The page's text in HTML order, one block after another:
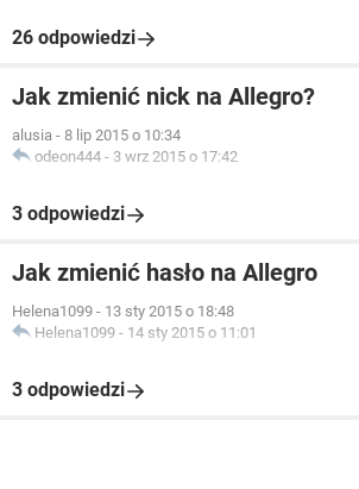
26 odpowiedzi
Jak zmienić nick na Allegro?
alusia - 8 lip 2015 o 10:34
odeon444 - 3 wrz 2015 o 17:42
3 odpowiedzi
Jak zmienić hasło na Allegro
Helena1099 - 13 sty 2015 o 18:48
Helena1099 - 14 sty 2015 o 11:01
3 odpowiedzi